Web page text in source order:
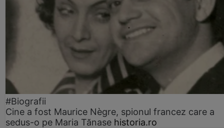
#Biografii
Cine a fost Maurice Nègre, spionul francez care a
sedus-o pe Maria Tănase historia.ro